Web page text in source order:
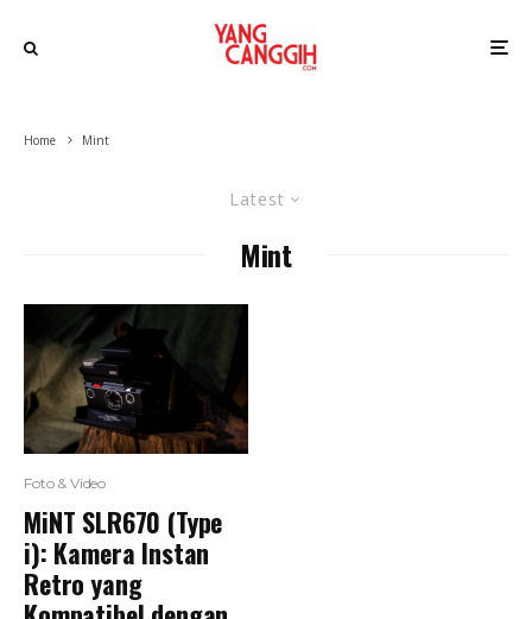
Home Mint
Latest
Mint
Foto & Video
MiNT SLR670 (Type
i): Kamera Instan
Retro yang